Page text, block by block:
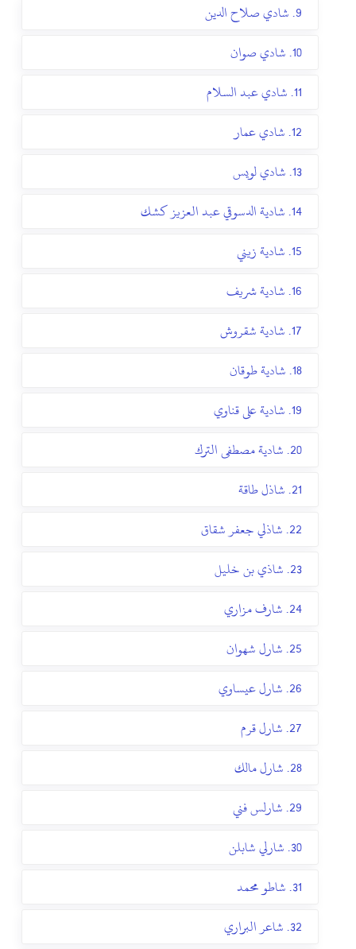
9. شادي صلاح الدين
10. شادي صوان
11. شادي عبد السلام
12. شادي عمار
13. شادي لويس
14. شادية الدسوقي عبد العزيز كشك
15. شادية زيني
16. شادية شريف
17. شادية شقروش
18. شادية طوقان
19. شادية على قناوي
20. شادية مصطفى الترك
21. شاذل طاقة
22. شاذلي جعفر شقاق
23. شاذي بن خليل
24. شارف مزاري
25. شارل شهوان
26. شارل عيساوي
27. شارل قرم
28. شارل مالك
29. شارلس فني
30. شارلي شابلن
31. شاطو محمد
32. شاعر البراري